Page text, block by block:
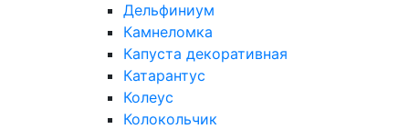
Дельфиниум
Камнеломка
Капуста декоративная
Катарантус
Колеус
Колокольчик